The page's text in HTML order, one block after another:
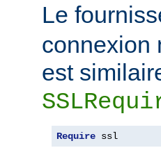
Le
connexion
est
Require ssl